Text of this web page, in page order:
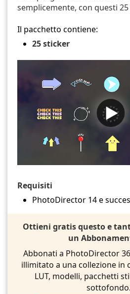
semplicemente, con questi
Il pacchetto contiene:
25 sticker
Requisiti
PhotoDirector 14 e
Ottieni gratis questo e
un
Abbonati a PhotoDirector
illimitato a una collezione in
LUT, modelli, pacchetti
sottofondo.